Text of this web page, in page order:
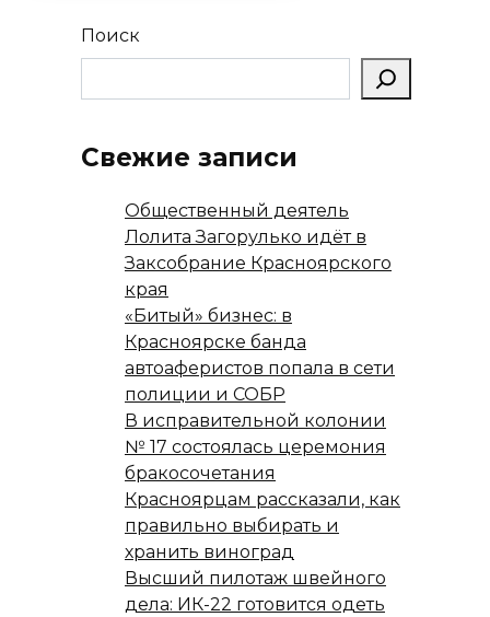
Поиск
Свежие записи
Общественный деятель
Лолита Загорулько идёт в
Заксобрание Красноярского
края
«Битый» бизнес: в
Красноярске банда
автоаферистов попала в сети
полиции и СОБР
В исправительной колонии
№ 17 состоялась церемония
бракосочетания
Красноярцам рассказали, как
правильно выбирать и
хранить виноград
Высший пилотаж швейного
дела: ИК-22 готовится одеть